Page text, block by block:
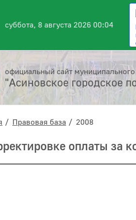
суббота, 8 августа 2026 00:04
официальный сайт
"Асиновское городское
Правовая база 2008
оплаты за